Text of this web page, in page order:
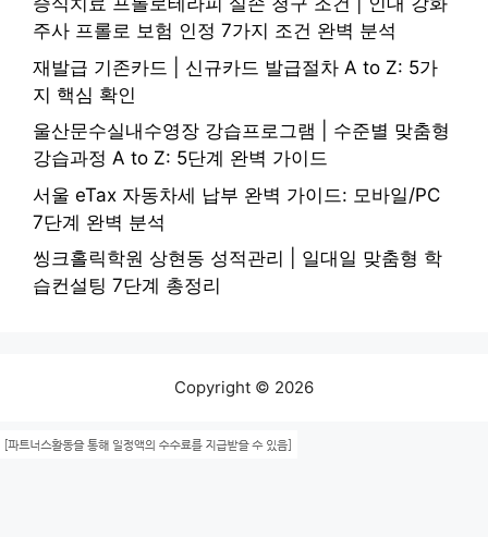
주사 프롤로 보험 인정 7가지 조건 완벽 분석
재발급 기존카드 | 신규카드 발급절차 A to Z: 5가
지 핵심 확인
울산문수실내수영장 강습프로그램 | 수준별 맞춤형
강습과정 A to Z: 5단계 완벽 가이드
서울 eTax 자동차세 납부 완벽 가이드: 모바일/PC
7단계 완벽 분석
씽크홀릭학원 상현동 성적관리 | 일대일 맞춤형 학
습컨설팅 7단계 총정리
Copyright © 2026